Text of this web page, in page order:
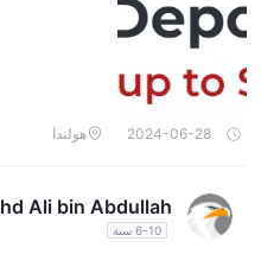
2024-06-28 هولندا
Ali bin Abdullah
6-10 سنة